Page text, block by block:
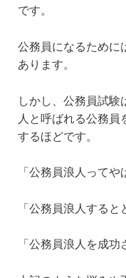
です。
公務員になるために
あります。
しかし、公務員試験
人と呼ばれる公務
するほどです。
「公務員浪人ってや
「公務員浪人すると
「公務員浪人を成功